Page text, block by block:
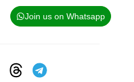
Join us on Whatsapp